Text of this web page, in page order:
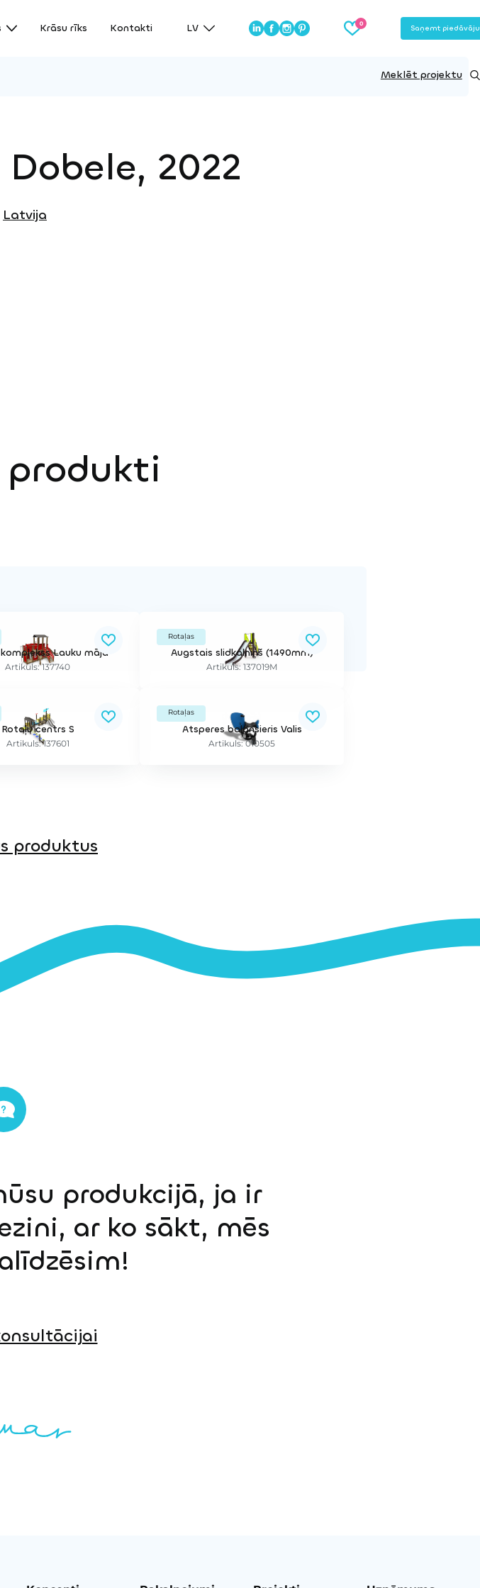
Krāsu rīks Kontakti LV Saņemt
Meklēt projektu
2022
Latvija
Lauku māja
Artikuls: 137740
Rotaļas
Augstais slidkalniņš (1490mm)
Artikuls: 137019M
Rotaļu centrs S
Artikuls: 137601
Rotaļas
Atsperes balansieris Valis
Artikuls: 010505
produktus
produkcijā, ja ir
ar ko sākt, mēs